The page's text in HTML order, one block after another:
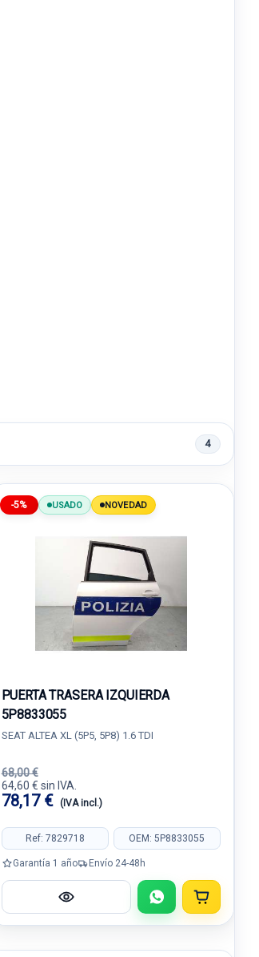
4
-5% USADO NOVEDAD
PUERTA TRASERA IZQUIERDA
5P8833055
SEAT ALTEA XL (5P5, 5P8) 1.6 TDI
68,00 €
64,60 € sin IVA.
78,17 € (IVA incl.)
Ref: 7829718 OEM: 5P8833055
Garantía 1 año Envío 24-48h